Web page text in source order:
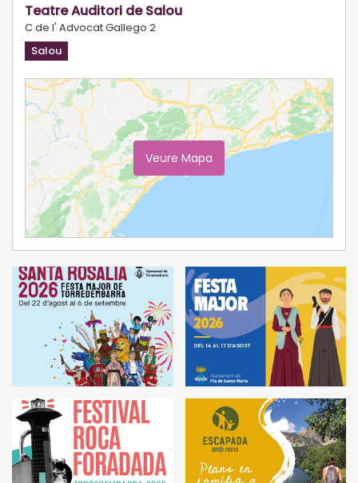
Teatre Auditori de Salou
C de l' Advocat Gallego 2
Salou
Veure Mapa